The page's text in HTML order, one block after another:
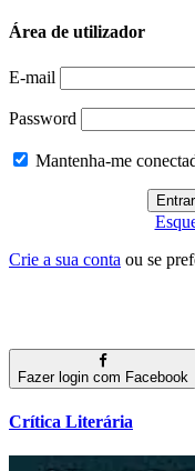
Área de utilizador
E-mail
Password
Mantenha-me
Crie a sua conta ou se
Fazer login com Facebook
Crítica Literária